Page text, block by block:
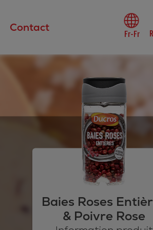
Contact
Fr-Fr
Baies Roses
& Poivre Rose